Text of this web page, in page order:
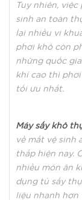
Tuy nhiên,
sinh an toàn
lại nhiều vi
phơi khô còn
những quốc
khí cao thì
tối ưu nhất.
Máy sấy khô
về mất vệ sinh
thấp hiện nay.
nhiều món ăn
dụng tủ sấy
liệu nhanh hơn